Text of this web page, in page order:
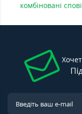
комбіновані